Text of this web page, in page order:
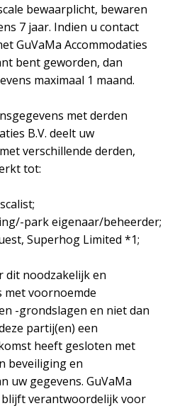
bewaarplicht, bewaren
7 jaar. Indien u contact
GuVaMa Accommodaties
bent geworden, dan
maximaal 1 maand.
met derden
B.V. deelt uw
verschillende derden,
tot:
park eigenaar/beheerder;
Superhog Limited *1;
dit noodzakelijk en
met voornoemde
-grondslagen en niet dan
partij(en) een
heeft gesloten met
beveiliging en
uw gegevens. GuVaMa
blijft verantwoordelijk voor